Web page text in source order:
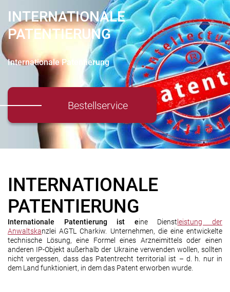
INTERNATIONALE
PATENTIERUNG
Internationale Patentierung
Bestellservice
INTERNATIONALE
PATENTIERUNG
Internationale Patentierung ist eine Dienst leistung der
Anwaltskanzlei AGTL Charkiw. Unternehmen, die eine entwickelte
technische Lösung, eine Formel eines Arzneimittels oder einen
anderen IP-Objekt außerhalb der Ukraine verwenden wollen, sollten
nicht vergessen, dass das Patentrecht territorial ist – d. h. nur in
dem Land funktioniert, in dem das Patent erworben wurde.